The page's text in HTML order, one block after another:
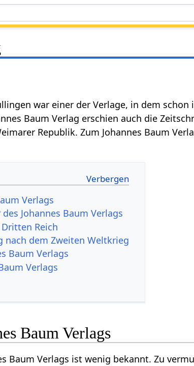
war einer der Verlage, in dem schon
Baum Verlag erschien auch die
Republik. Zum Johannes Baum
Verlags
Johannes Baum Verlags
Reich
nach dem Zweiten Weltkrieg
Baum Verlags
Verlags
Baum Verlags
Baum Verlags ist wenig bekannt. Zu